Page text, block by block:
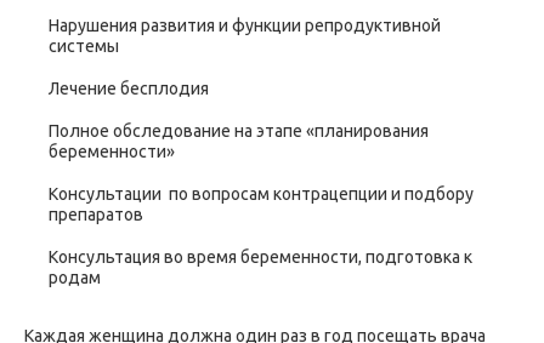
Нарушения развития и функции репродуктивной
системы
Лечение бесплодия
Полное обследование на этапе «планирования
беременности»
Консультации по вопросам контрацепции и подбору
препаратов
Консультация во время беременности, подготовка к
родам
Каждая женщина должна один раз в год посещать врача